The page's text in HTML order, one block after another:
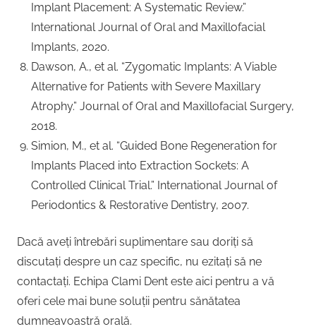
Implant Placement: A Systematic Review.”
International Journal of Oral and Maxillofacial
Implants, 2020.
Dawson, A., et al. “Zygomatic Implants: A Viable
Alternative for Patients with Severe Maxillary
Atrophy.” Journal of Oral and Maxillofacial Surgery,
2018.
Simion, M., et al. “Guided Bone Regeneration for
Implants Placed into Extraction Sockets: A
Controlled Clinical Trial.” International Journal of
Periodontics & Restorative Dentistry, 2007.
Dacă aveți întrebări suplimentare sau doriți să
discutați despre un caz specific, nu ezitați să ne
contactați. Echipa Clami Dent este aici pentru a vă
oferi cele mai bune soluții pentru sănătatea
dumneavoastră orală.